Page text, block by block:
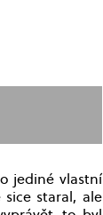
jediné vlastní
staral, ale